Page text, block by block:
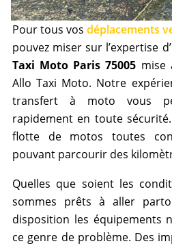
Pour tous vos déplacements
pouvez miser sur l’expertise
Taxi Moto Paris 75005 mise
Allo Taxi Moto. Notre
transfert à moto vous
rapidement en toute
flotte de motos toutes
pouvant parcourir des
Quelles que soient les
sommes prêts à aller
disposition les équipements
ce genre de problème. Des